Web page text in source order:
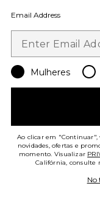
31 vendido
Chinelo Liners
Email Address
Mulheres
Ao clicar em "Continuar",
novidades, ofertas e
momento. Visualizar
Califórnia, consulte
No